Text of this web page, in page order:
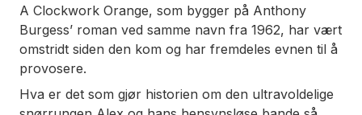
A Clockwork Orange, som bygger på Anthony
Burgess’ roman ved samme navn fra 1962, har vært
omstridt siden den kom og har fremdeles evnen til å
provosere.
Hva er det som gjør historien om den ultravoldelige